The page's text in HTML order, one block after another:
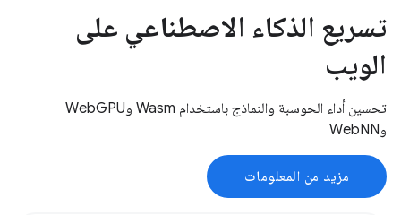
تسريع الذكاء الاصطناعي على
الويب
تحسين أداء الحوسبة والنماذج باستخدام Wasm وWebGPU
وWebNN
مزيد من المعلومات